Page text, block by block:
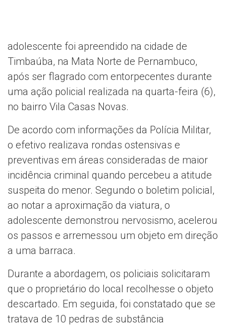
adolescente foi apreendido na cidade de
Timbaúba, na Mata Norte de Pernambuco,
após ser flagrado com entorpecentes durante
uma ação policial realizada na quarta-feira (6),
no bairro Vila Casas Novas.
De acordo com informações da Polícia Militar,
o efetivo realizava rondas ostensivas e
preventivas em áreas consideradas de maior
incidência criminal quando percebeu a atitude
suspeita do menor. Segundo o boletim policial,
ao notar a aproximação da viatura, o
adolescente demonstrou nervosismo, acelerou
os passos e arremessou um objeto em direção
a uma barraca.
Durante a abordagem, os policiais solicitaram
que o proprietário do local recolhesse o objeto
descartado. Em seguida, foi constatado que se
tratava de 10 pedras de substância